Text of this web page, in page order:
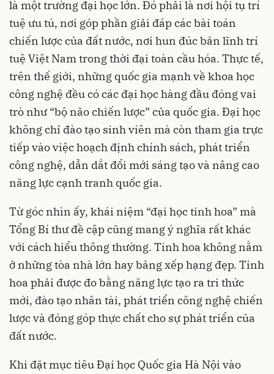
là một trường đại học lớn. Đó phải là nơi hội tụ trí
tuệ ưu tú, nơi góp phần giải đáp các bài toán
chiến lược của đất nước, nơi hun đúc bản lĩnh trí
tuệ Việt Nam trong thời đại toàn cầu hóa. Thực tế,
trên thế giới, những quốc gia mạnh về khoa học
công nghệ đều có các đại học hàng đầu đóng vai
trò như “bộ não chiến lược” của quốc gia. Đại học
không chỉ đào tạo sinh viên mà còn tham gia trực
tiếp vào việc hoạch định chính sách, phát triển
công nghệ, dẫn dắt đổi mới sáng tạo và nâng cao
năng lực cạnh tranh quốc gia.
Từ góc nhìn ấy, khái niệm “đại học tinh hoa” mà
Tổng Bí thư đề cập cũng mang ý nghĩa rất khác
với cách hiểu thông thường. Tinh hoa không nằm
ở những tòa nhà lớn hay bảng xếp hạng đẹp. Tinh
hoa phải được đo bằng năng lực tạo ra tri thức
mới, đào tạo nhân tài, phát triển công nghệ chiến
lược và đóng góp thực chất cho sự phát triển của
đất nước.
Khi đặt mục tiêu Đại học Quốc gia Hà Nội vào